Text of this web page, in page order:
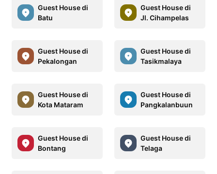
Guest House di
Batu
Guest House di
Jl. Cihampelas
Guest House di
Pekalongan
Guest House di
Tasikmalaya
Guest House di
Kota Mataram
Guest House di
Pangkalanbuun
Guest House di
Bontang
Guest House di
Telaga